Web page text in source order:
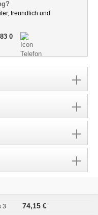
3 74,15 €
freundlich und
0
Rabattcode über